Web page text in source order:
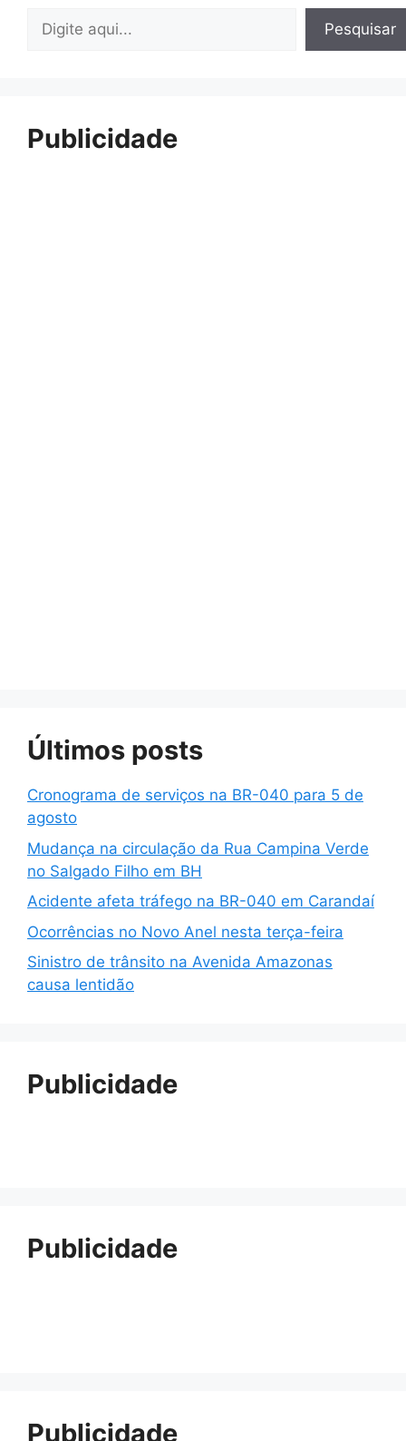
Pesquisar
Pesquisar
Publicidade
Últimos posts
Cronograma de serviços na BR-040 para 5 de
agosto
Mudança na circulação da Rua Campina Verde
no Salgado Filho em BH
Acidente afeta tráfego na BR-040 em Carandaí
Ocorrências no Novo Anel nesta terça-feira
Sinistro de trânsito na Avenida Amazonas
causa lentidão
Publicidade
Publicidade
Publicidade